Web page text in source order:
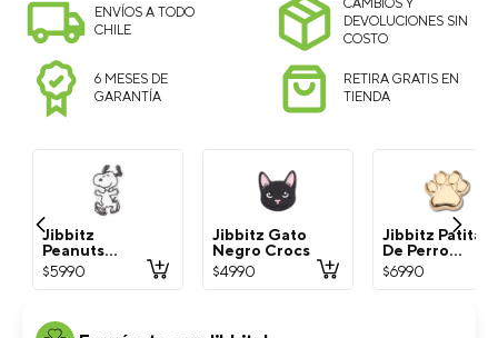
ENVÍOS A TODO
CHILE
CAMBIOS Y
DEVOLUCIONES SIN
COSTO
6 MESES DE
GARANTÍA
RETIRA GRATIS EN
TIENDA
Jibbitz
Peanuts
Snoopy
Blanco Crocs
$5990
Jibbitz Gato
Negro Crocs
$4990
Jibbitz Patita
De Perro
Dorada Crocs
$6990